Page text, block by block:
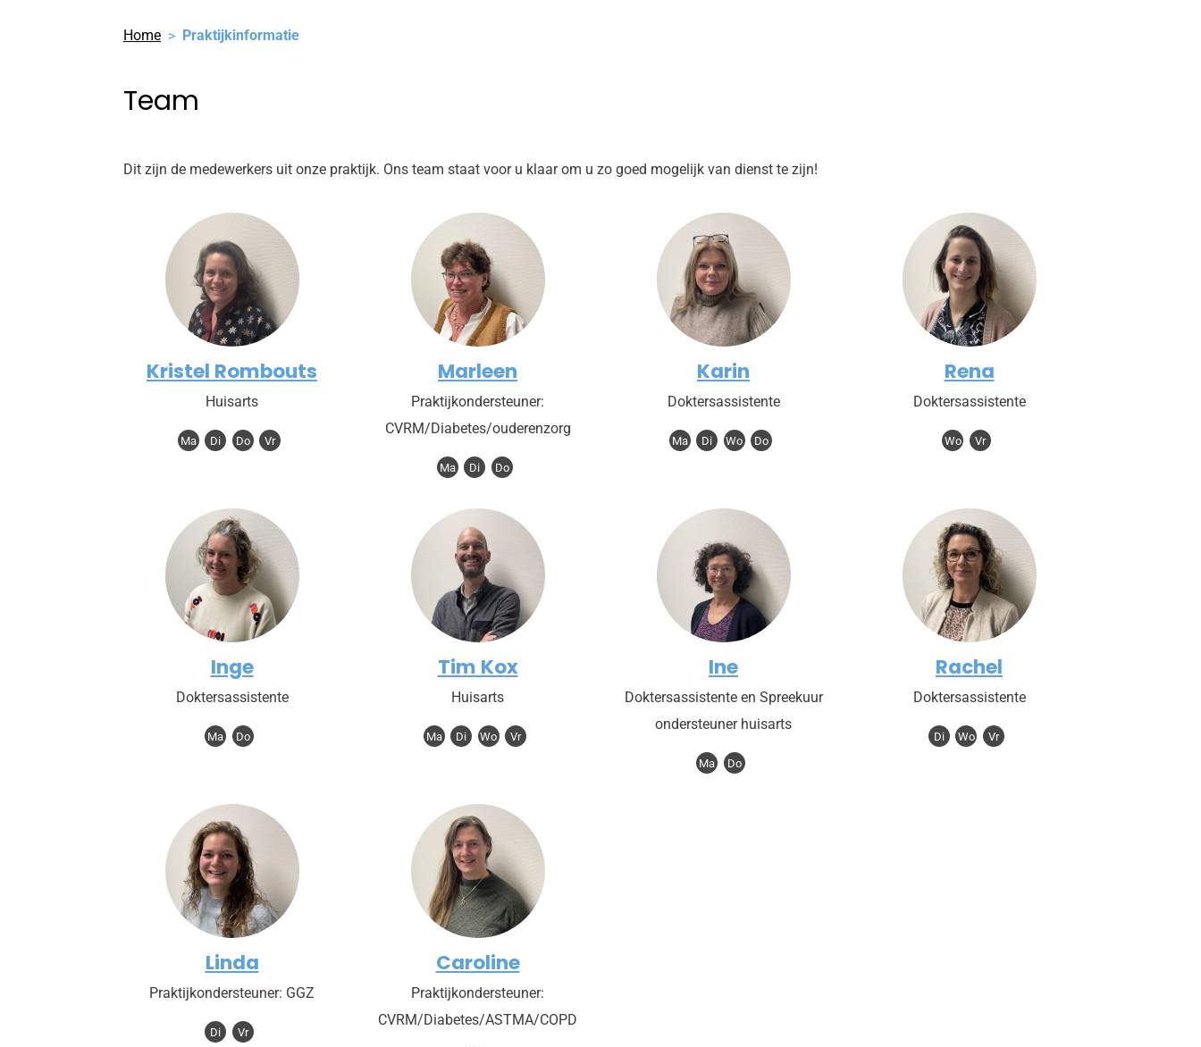
Home Praktijkinformatie
Team
Dit zijn de medewerkers uit onze praktijk. Ons team staat voor u klaar om u zo goed mogelijk van dienst te zijn!
Kristel Rombouts
Huisarts
Ma Di Do Vr
Marleen
Praktijkondersteuner:
CVRM/Diabetes/ouderenzorg
Ma Di Do
Karin
Doktersassistente
Ma Di Wo Do
Rena
Doktersassistente
Wo Vr
Inge
Doktersassistente
Ma Do
Tim Kox
Huisarts
Ma Di Wo Vr
Ine
Doktersassistente en Spreekuur
ondersteuner huisarts
Ma Do
Rachel
Doktersassistente
Di Wo Vr
Linda
Praktijkondersteuner: GGZ
Di Vr
Caroline
Praktijkondersteuner:
CVRM/Diabetes/ASTMA/COPD